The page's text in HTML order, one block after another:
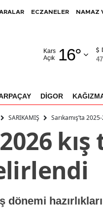
ECZANELER NAMAZ
Kars
Açık
16°
Adıyaman
Ankara
Antalya
Artvin
DİGOR
SARIKAMIŞ Sarıkamış’ta
2026
dönemi